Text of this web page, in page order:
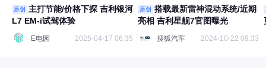
原创
主打节能/价格下探 吉利银河
L7 EM-i试驾体验
E电园 2025-04-17 06:35
原创
搭载最新雷神混动系统/近期
亮相 吉利星舰7官图曝光
搜狐汽车 2024-10-22 09:33